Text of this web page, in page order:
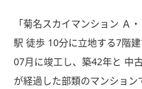
「菊名スカイマンション Ａ
駅 徒歩 10分に立地する7階
07月に竣工し、築42年と 中
が経過した部類のマンショ